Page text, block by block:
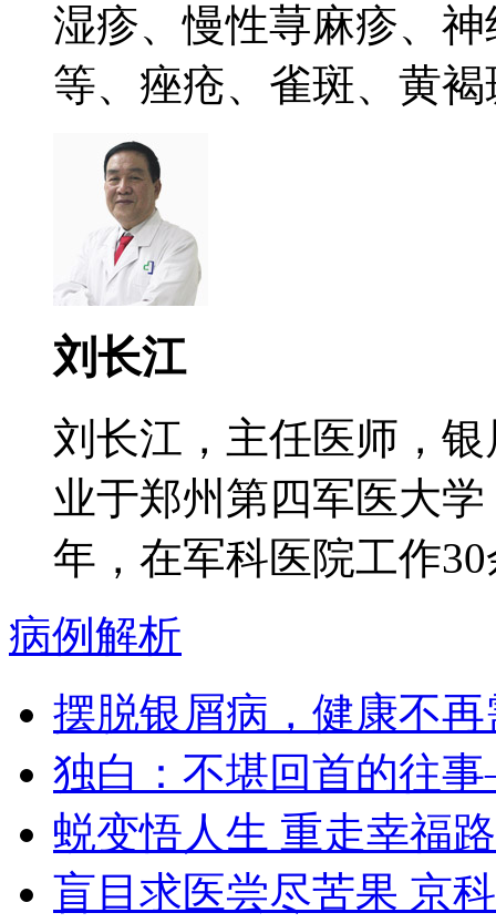
湿疹、慢性荨麻疹、
等、痤疮、雀斑、黄褐
刘长江
刘长江，主任医师，
业于郑州第四军医大
年，在军科医院工作
病例解析
摆脱银屑病，健康不
独白：不堪回首的往
蜕变悟人生 重走幸福路
盲目求医尝尽苦果 京